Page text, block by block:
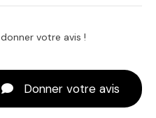
votre avis !
Donner votre avis